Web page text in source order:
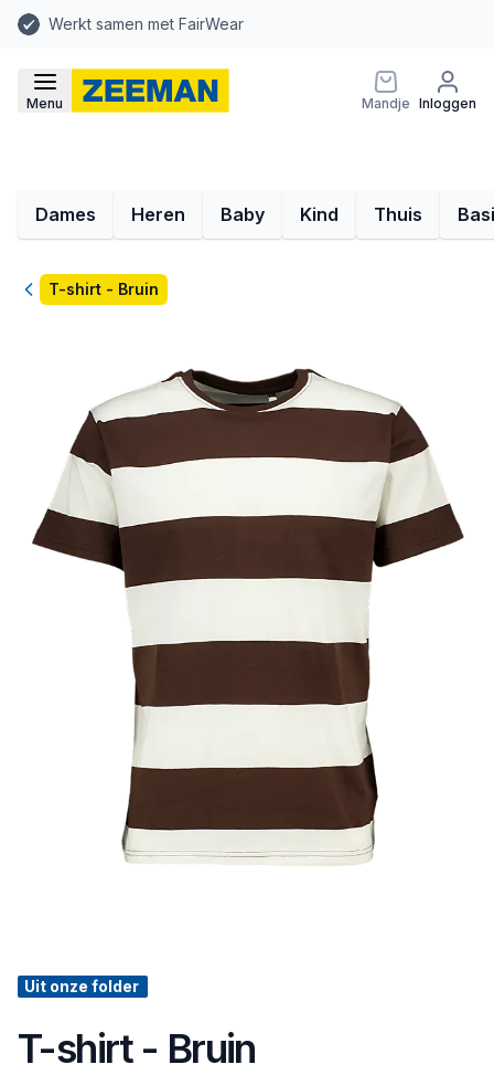
Werkt samen met FairWear
Menu Mandje Inloggen
Dames Heren Baby Kind Thuis
TerugT-shirt - Bruin
Uit onze folder
T-shirt - Bruin